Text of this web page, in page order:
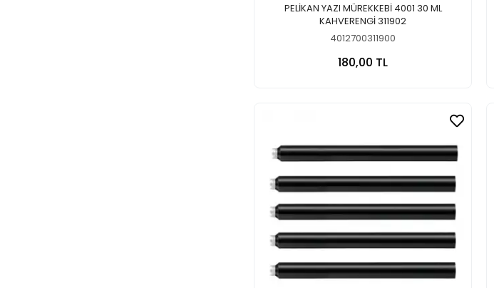
PELİKAN YAZI MÜREKKEBİ 4001 30 ML
KAHVERENGİ 311902
4012700311900
180,00 TL